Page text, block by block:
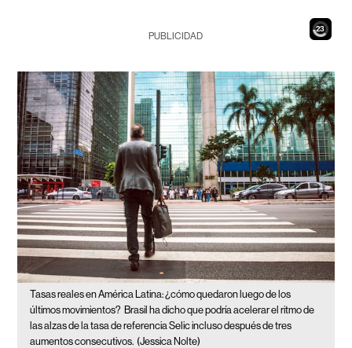
21
PUBLICIDAD
Tasas reales en América Latina: ¿cómo quedaron luego de los
últimos movimientos? Brasil ha dicho que podría acelerar el ritmo de
las alzas de la tasa de referencia Selic incluso después de tres
aumentos consecutivos. (Jessica Nolte)